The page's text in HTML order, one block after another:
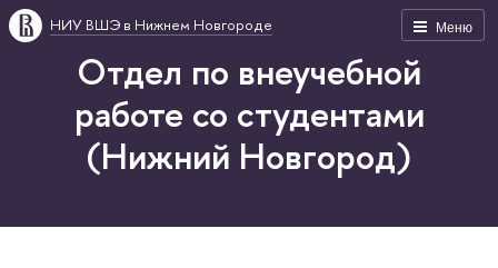
Меню
НИУ ВШЭ в Нижнем Новгороде
Отдел по внеучебной
работе со студентами
(Нижний Новгород)